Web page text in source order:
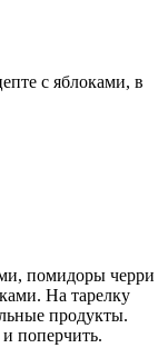
с яблоками, в
помидоры черри
На тарелку
продукты.
поперчить.